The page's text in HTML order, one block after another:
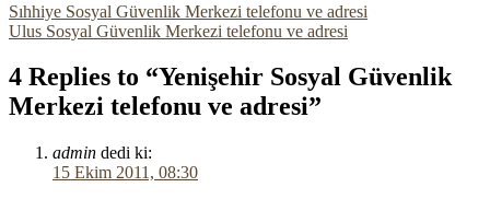
Sıhhiye Sosyal Güvenlik Merkezi telefonu ve adresi
Ulus Sosyal Güvenlik Merkezi telefonu ve adresi
4 Replies to “Yenişehir Sosyal Güvenlik
Merkezi telefonu ve adresi”
admin dedi ki:
15 Ekim 2011, 08:30